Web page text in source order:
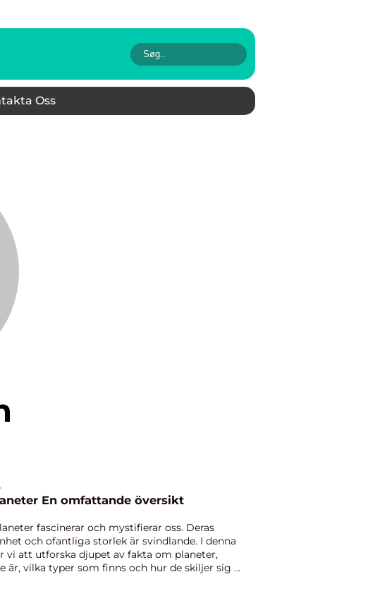
Oss
Fakta om planeter En omfattande översikt
fascinerar och mystifierar oss. Deras
och ofantliga storlek är svindlande. I denna
vi att utforska djupet av fakta om planeter,
är, vilka typer som finns och hur de skiljer sig ...